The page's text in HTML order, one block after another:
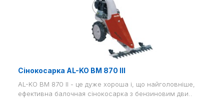
Сінокосарка AL-KO BM 870 III
AL-KO BM 870 II - це дуже хороша і, що найголовніше,
ефективна балочная сінокосарка з бензиновим дви..